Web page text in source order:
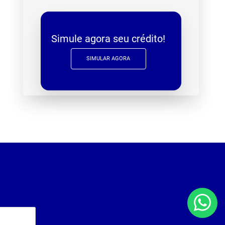
Simule agora seu crédito!
SIMULAR AGORA